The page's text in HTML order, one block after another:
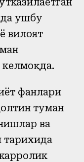
ушбу
вилоят
келмоқда.
фанлари
туман
ва
тарихида